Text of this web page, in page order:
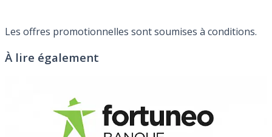
Les offres promotionnelles sont soumises à conditions.
À lire également